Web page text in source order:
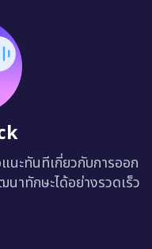
นะทันทีเกี่ยวกับการออก
าทักษะได้อย่างรวดเร็ว